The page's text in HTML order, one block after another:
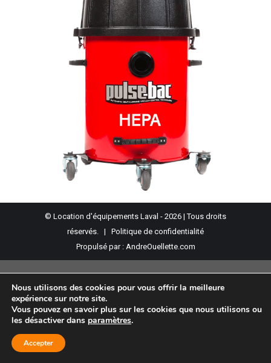
© Location d'équipements Laval - 2026 | Tous droits
réservés. | Politique de confidentialité
Propulsé par : AndreOuellette.com
Nous utilisons des cookies pour vous offrir la meilleure
expérience sur notre site.
Vous pouvez en savoir plus sur les cookies que nous utilisons ou
les désactiver dans paramètres.
Accepter